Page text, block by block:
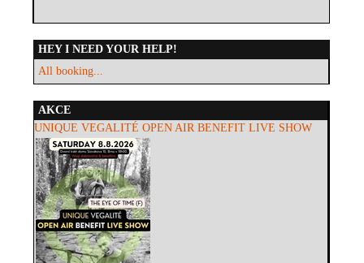
HEY I NEED YOUR HELP!
All booking...
AKCE
UNIQUE VEGALITÉ OPEN AIR BENEFIT LIVE SHOW